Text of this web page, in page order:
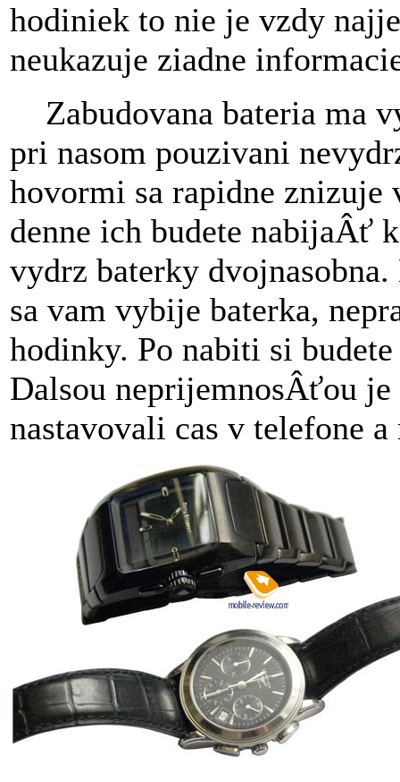
hodiniek to nie je vzdy
neukazuje ziadne
Zabudovana bateria ma
pri nasom pouzivani
hovormi sa rapidne
denne ich budete nabijaÂť
vydrz baterky
sa vam vybije baterka,
hodinky. Po nabiti si
Dalsou neprijemnosÂťou
nastavovali cas v telefone